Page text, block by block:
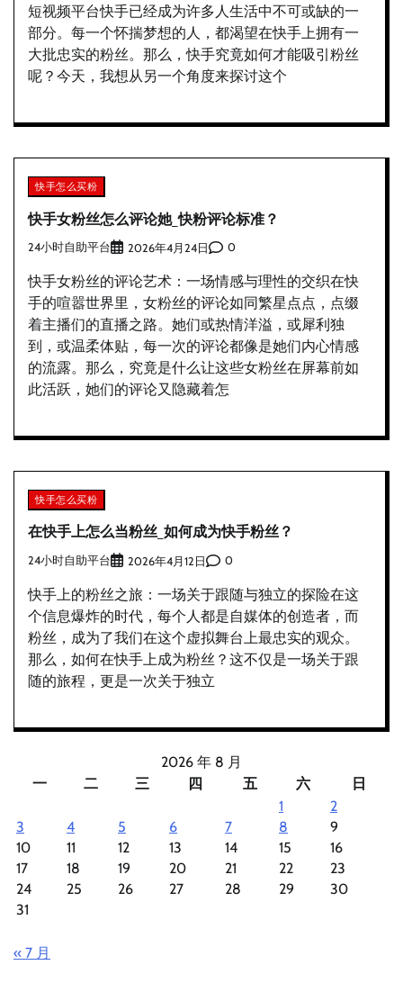
短视频平台快手已经成为许多人生活中不可或缺的一
部分。每一个怀揣梦想的人，都渴望在快手上拥有一
大批忠实的粉丝。那么，快手究竟如何才能吸引粉丝
呢？今天，我想从另一个角度来探讨这个
快手怎么买粉
快手女粉丝怎么评论她_快粉评论标准？
24小时自助平台 2026年4月24日 0
快手女粉丝的评论艺术：一场情感与理性的交织在快
手的喧嚣世界里，女粉丝的评论如同繁星点点，点缀
着主播们的直播之路。她们或热情洋溢，或犀利独
到，或温柔体贴，每一次的评论都像是她们内心情感
的流露。那么，究竟是什么让这些女粉丝在屏幕前如
此活跃，她们的评论又隐藏着怎
快手怎么买粉
在快手上怎么当粉丝_如何成为快手粉丝？
24小时自助平台 2026年4月12日 0
快手上的粉丝之旅：一场关于跟随与独立的探险在这
个信息爆炸的时代，每个人都是自媒体的创造者，而
粉丝，成为了我们在这个虚拟舞台上最忠实的观众。
那么，如何在快手上成为粉丝？这不仅是一场关于跟
随的旅程，更是一次关于独立
2026 年 8 月
一
二 三 四 五 六
日
1
2
3
4 5 6 7 8
9
10
11 12 13 14 15
16
17
18 19 20 21 22
23
24
25 26 27 28 29
30
31
« 7 月